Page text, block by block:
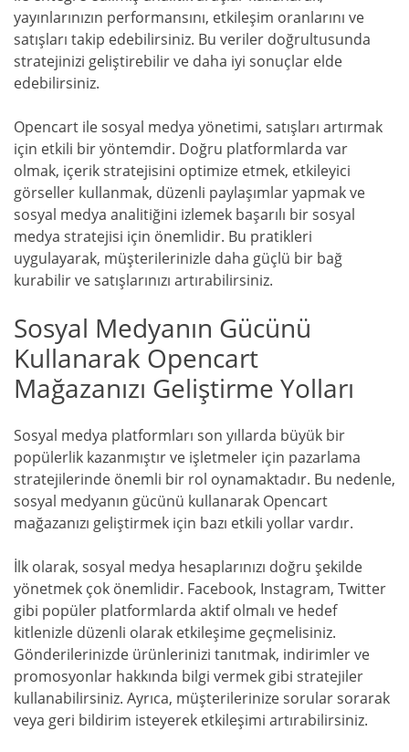
yayınlarınızın performansını, etkileşim oranlarını ve
satışları takip edebilirsiniz. Bu veriler doğrultusunda
stratejinizi geliştirebilir ve daha iyi sonuçlar elde
edebilirsiniz.
Opencart ile sosyal medya yönetimi, satışları artırmak
için etkili bir yöntemdir. Doğru platformlarda var
olmak, içerik stratejisini optimize etmek, etkileyici
görseller kullanmak, düzenli paylaşımlar yapmak ve
sosyal medya analitiğini izlemek başarılı bir sosyal
medya stratejisi için önemlidir. Bu pratikleri
uygulayarak, müşterilerinizle daha güçlü bir bağ
kurabilir ve satışlarınızı artırabilirsiniz.
Sosyal Medyanın Gücünü
Kullanarak Opencart
Mağazanızı Geliştirme Yolları
Sosyal medya platformları son yıllarda büyük bir
popülerlik kazanmıştır ve işletmeler için pazarlama
stratejilerinde önemli bir rol oynamaktadır. Bu nedenle,
sosyal medyanın gücünü kullanarak Opencart
mağazanızı geliştirmek için bazı etkili yollar vardır.
İlk olarak, sosyal medya hesaplarınızı doğru şekilde
yönetmek çok önemlidir. Facebook, Instagram, Twitter
gibi popüler platformlarda aktif olmalı ve hedef
kitlenizle düzenli olarak etkileşime geçmelisiniz.
Gönderilerinizde ürünlerinizi tanıtmak, indirimler ve
promosyonlar hakkında bilgi vermek gibi stratejiler
kullanabilirsiniz. Ayrıca, müşterilerinize sorular sorarak
veya geri bildirim isteyerek etkileşimi artırabilirsiniz.